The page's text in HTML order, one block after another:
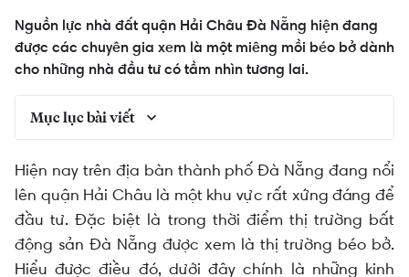
Nguồn lực nhà đất quận Hải Châu Đà Nẵng hiện đang
được các chuyên gia xem là một miêng mồi béo bở dành
cho những nhà đầu tư có tầm nhìn tương lai.
Mục lục bài viết
Toàn cảnh thị trường nhà đất quận Hải Châu Đà
Nẵng
Giá bán nhà đất quận Hải Châu thành phố Đà
Nẵng
Hiện nay trên địa bàn thành phố Đà Nẵng đang nổi
lên quận Hải Châu là một khu vực rất xứng đáng để
đầu tư. Đặc biệt là trong thời điểm thị trường bất
động sản Đà Nẵng được xem là thị trường béo bở.
Hiểu được điều đó, dưới đây chính là những kinh